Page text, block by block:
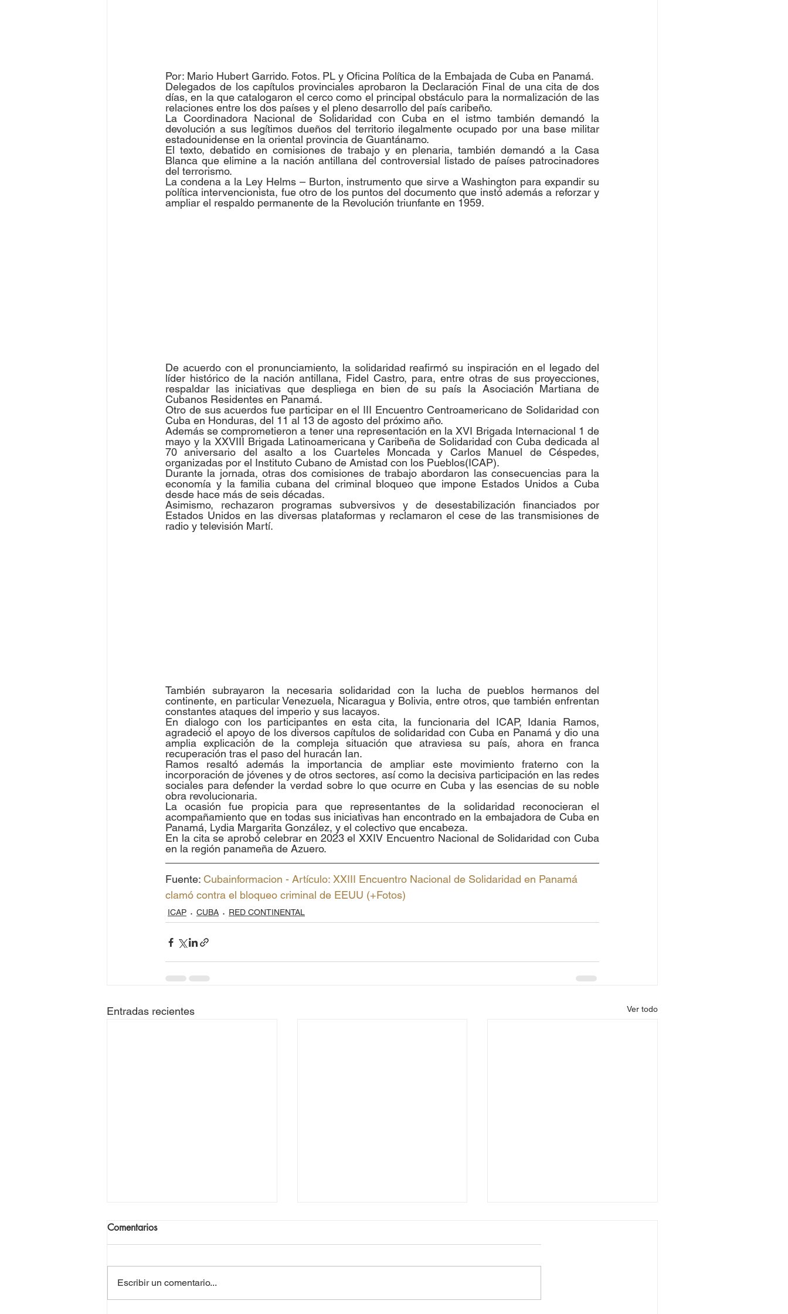
Por: Mario Hubert Garrido. Fotos. PL y Oficina Política de la Embajada de Cuba en Panamá.
Delegados de los capítulos provinciales aprobaron la Declaración Final de una cita de dos
días, en la que catalogaron el cerco como el principal obstáculo para la normalización de las
relaciones entre los dos países y el pleno desarrollo del país caribeño.
La Coordinadora Nacional de Solidaridad con Cuba en el istmo también demandó la
devolución a sus legítimos dueños del territorio ilegalmente ocupado por una base militar
estadounidense en la oriental provincia de Guantánamo.
El texto, debatido en comisiones de trabajo y en plenaria, también demandó a la Casa
Blanca que elimine a la nación antillana del controversial listado de países patrocinadores
del terrorismo.
La condena a la Ley Helms – Burton, instrumento que sirve a Washington para expandir su
política intervencionista, fue otro de los puntos del documento que instó además a reforzar y
ampliar el respaldo permanente de la Revolución triunfante en 1959.
De acuerdo con el pronunciamiento, la solidaridad reafirmó su inspiración en el legado del
líder histórico de la nación antillana, Fidel Castro, para, entre otras de sus proyecciones,
respaldar las iniciativas que despliega en bien de su país la Asociación Martiana de
Cubanos Residentes en Panamá.
Otro de sus acuerdos fue participar en el III Encuentro Centroamericano de Solidaridad con
Cuba en Honduras, del 11 al 13 de agosto del próximo año.
Además se comprometieron a tener una representación en la XVI Brigada Internacional 1 de
mayo y la XXVIII Brigada Latinoamericana y Caribeña de Solidaridad con Cuba dedicada al
70 aniversario del asalto a los Cuarteles Moncada y Carlos Manuel de Céspedes,
organizadas por el Instituto Cubano de Amistad con los Pueblos(ICAP).
Durante la jornada, otras dos comisiones de trabajo abordaron las consecuencias para la
economía y la familia cubana del criminal bloqueo que impone Estados Unidos a Cuba
desde hace más de seis décadas.
Asimismo, rechazaron programas subversivos y de desestabilización financiados por
Estados Unidos en las diversas plataformas y reclamaron el cese de las transmisiones de
radio y televisión Martí.
También subrayaron la necesaria solidaridad con la lucha de pueblos hermanos del
continente, en particular Venezuela, Nicaragua y Bolivia, entre otros, que también enfrentan
constantes ataques del imperio y sus lacayos.
En dialogo con los participantes en esta cita, la funcionaria del ICAP, Idania Ramos,
agradeció el apoyo de los diversos capítulos de solidaridad con Cuba en Panamá y dio una
amplia explicación de la compleja situación que atraviesa su país, ahora en franca
recuperación tras el paso del huracán Ian.
Ramos resaltó además la importancia de ampliar este movimiento fraterno con la
incorporación de jóvenes y de otros sectores, así como la decisiva participación en las redes
sociales para defender la verdad sobre lo que ocurre en Cuba y las esencias de su noble
obra revolucionaria.
La ocasión fue propicia para que representantes de la solidaridad reconocieran el
acompañamiento que en todas sus iniciativas han encontrado en la embajadora de Cuba en
Panamá, Lydia Margarita González, y el colectivo que encabeza.
En la cita se aprobó celebrar en 2023 el XXIV Encuentro Nacional de Solidaridad con Cuba
en la región panameña de Azuero.
Fuente: Cubainformacion - Artículo: XXIII Encuentro Nacional de Solidaridad en Panamá
clamó contra el bloqueo criminal de EEUU (+Fotos)
ICAP CUBA RED CONTINENTAL
Entradas recientes Ver todo
Comentarios
Escribir un comentario...